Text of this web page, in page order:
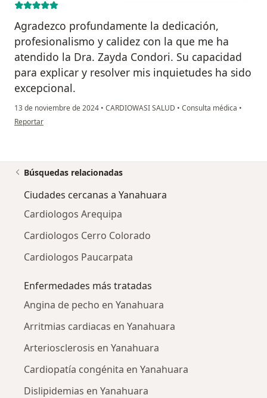
Agradezco profundamente la dedicación,
profesionalismo y calidez con la que me ha
atendido la Dra. Zayda Condori. Su capacidad
para explicar y resolver mis inquietudes ha sido
excepcional.
13 de noviembre de 2024 • CARDIOWASI SALUD • Consulta médica •
en opinión del usuario Cristian Condori
Reportar
Búsquedas relacionadas
Ciudades cercanas a Yanahuara
Cardiologos Arequipa
Cardiologos Cerro Colorado
Cardiologos Paucarpata
Enfermedades más tratadas
Angina de pecho en Yanahuara
Arritmias cardiacas en Yanahuara
Arteriosclerosis en Yanahuara
Cardiopatía congénita en Yanahuara
Dislipidemias en Yanahuara